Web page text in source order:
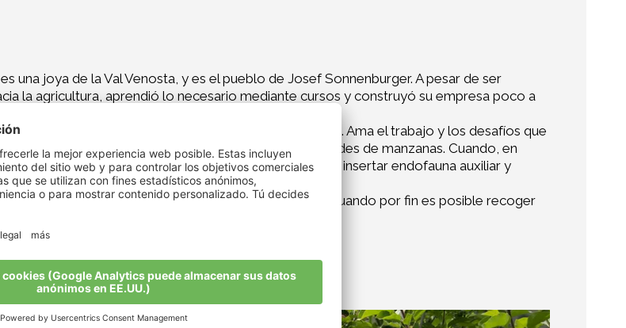
una joya de la Val Venosta, y es el pueblo de Josef Sonnenburger. A pesar de ser
la agricultura, aprendió lo necesario mediante cursos y construyó su empresa poco a
y recolecta castañas naturales en su bosque. Ama el trabajo y los desafíos que
todo solo. En sus campos crecen diferentes variedades de manzanas. Cuando, en
la motivación principal vino de la posibilidad de insertar endofauna auxiliar y
salud, bienestar y, sobretodo, mayor satisfacción cuando por fin es posible recoger